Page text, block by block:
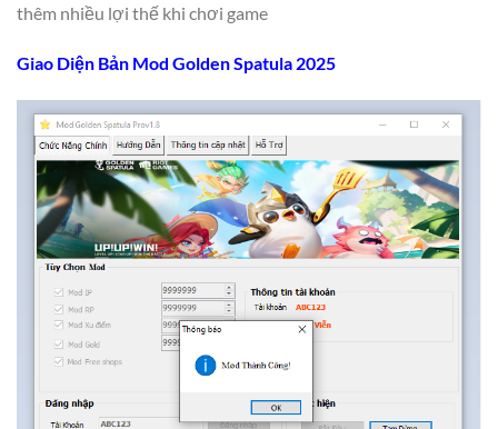
thêm nhiều lợi thế khi chơi game
Giao Diện Bản Mod Golden Spatula 2025